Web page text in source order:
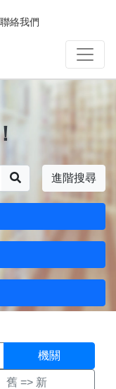
聯絡我們
進階搜尋
機關
舊 => 新